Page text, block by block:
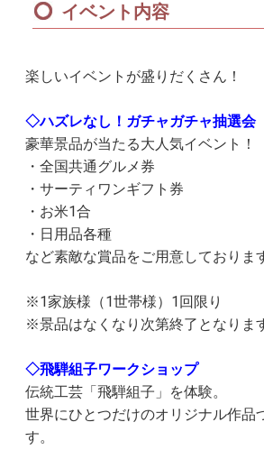
イベント内容
楽しいイベントが盛りだくさん！
◇ハズレなし！ガチャガチャ抽選会
豪華景品が当たる大人気イベント！
・全国共通グルメ券
・サーティワンギフト券
・お米1合
・日用品各種
など素敵な賞品をご用意しておりま
※1家族様（1世帯様）1回限り
※景品はなくなり次第終了となりま
◇飛騨組子ワークショップ
伝統工芸「飛騨組子」を体験。
世界にひとつだけのオリジナル作品
す。